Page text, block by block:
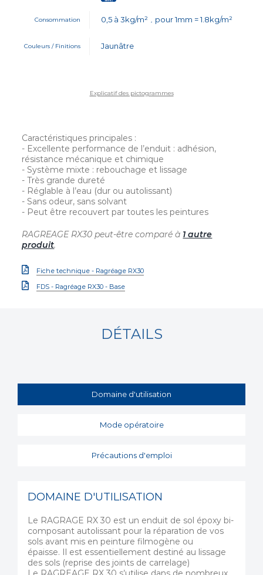
Consommation 0,5 à 3kg/m² , pour 1mm = 1.8kg/m²
Couleurs / Finitions Jaunâtre
Explicatif des pictogrammes
Caractéristiques principales :
- Excellente performance de l’enduit : adhésion,
résistance mécanique et chimique
- Système mixte : rebouchage et lissage
- Très grande dureté
- Réglable à l’eau (dur ou autolissant)
- Sans odeur, sans solvant
- Peut être recouvert par toutes les peintures
RAGREAGE RX30 peut-être comparé à 1 autre
produit.
Fiche technique - Ragréage RX30
FDS - Ragréage RX30 - Base
DÉTAILS
Domaine d'utilisation
Mode opératoire
Précautions d'emploi
DOMAINE D'UTILISATION
Le RAGRAGE RX 30 est un enduit de sol époxy bi-
composant autolissant pour la réparation de vos
sols avant mis en peinture filmogène ou
épaisse. Il est essentiellement destiné au lissage
des sols (reprise des joints de carrelage)